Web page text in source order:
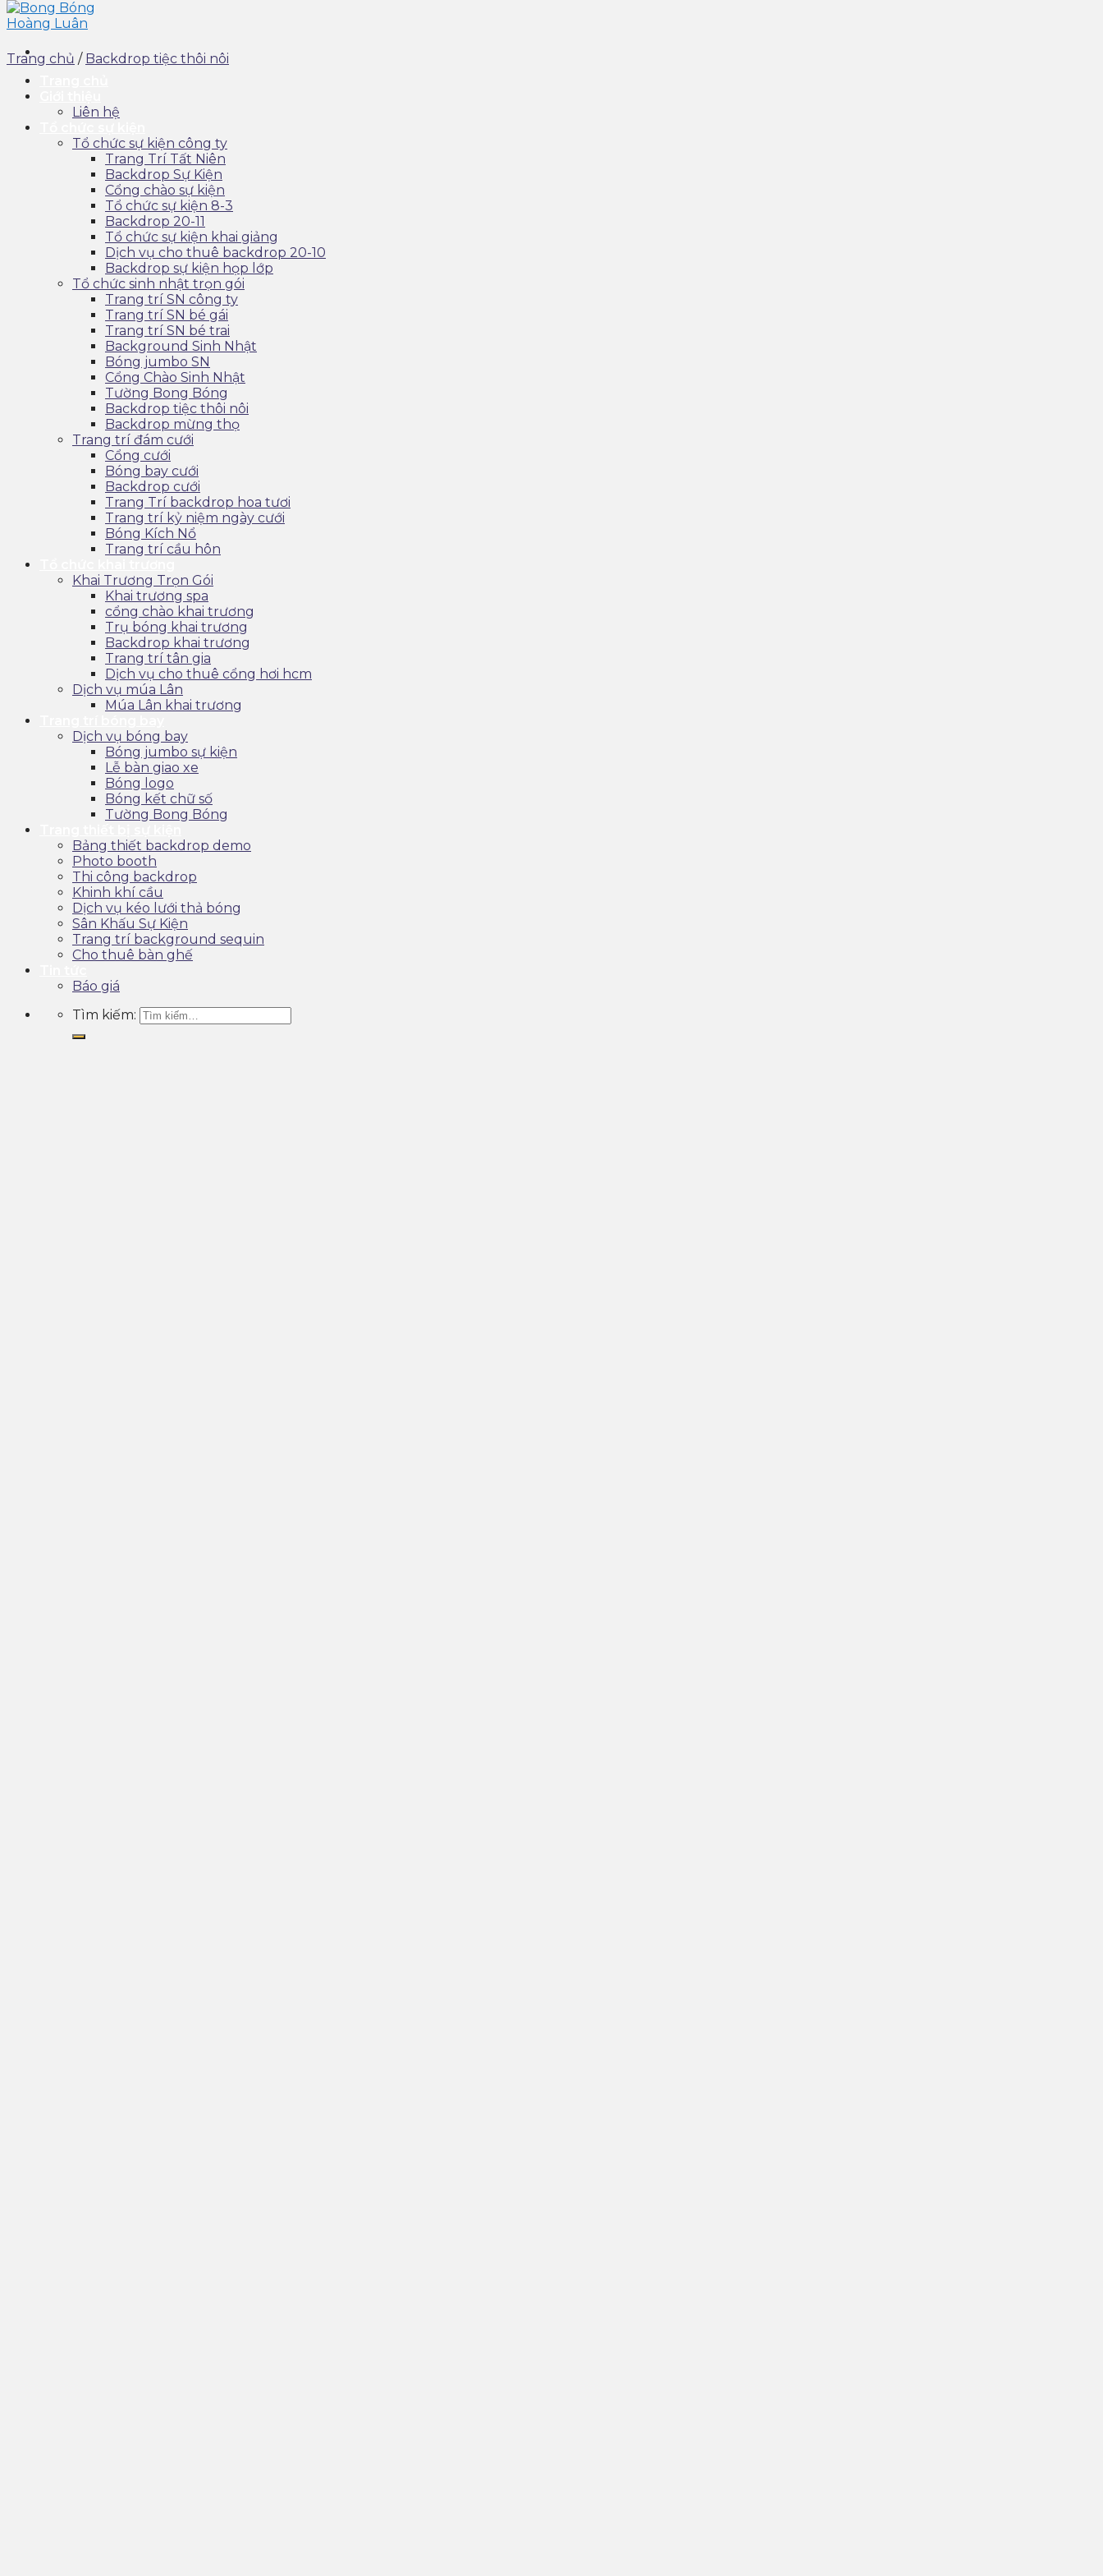
Liên hệ
Tổ chức sự kiện công ty
Trang Trí Tất Niên
Backdrop Sự Kiện
Cổng chào sự kiện
Tổ chức sự kiện 8-3
Backdrop 20-11
Tổ chức sự kiện khai giảng
Dịch vụ cho thuê backdrop 20-10
Backdrop sự kiện họp lớp
Tổ chức sinh nhật trọn gói
Trang trí SN công ty
Trang trí SN bé gái
Trang trí SN bé trai
Background Sinh Nhật
Bóng jumbo SN
Cổng Chào Sinh Nhật
Tường Bong Bóng
Backdrop tiệc thôi nôi
Backdrop mừng thọ
Trang trí đám cưới
Cổng cưới
Bóng bay cưới
Backdrop cưới
Trang Trí backdrop hoa tươi
Trang trí kỷ niệm ngày cưới
Bóng Kích Nổ
Trang trí cầu hôn
Khai Trương Trọn Gói
Khai trương spa
cổng chào khai trương
Trụ bóng khai trương
Backdrop khai trương
Trang trí tân gia
Dịch vụ cho thuê cổng hơi hcm
Dịch vụ múa Lân
Múa Lân khai trương
Dịch vụ bóng bay
Bóng jumbo sự kiện
Lễ bàn giao xe
Bóng logo
Bóng kết chữ số
Tường Bong Bóng
Bảng thiết backdrop demo
Photo booth
Thi công backdrop
Khinh khí cầu
Dịch vụ kéo lưới thả bóng
Sân Khấu Sự Kiện
Trang trí background sequin
Cho thuê bàn ghế
Báo giá
Tìm kiếm:
Trang chủ / Backdrop tiệc thôi nôi